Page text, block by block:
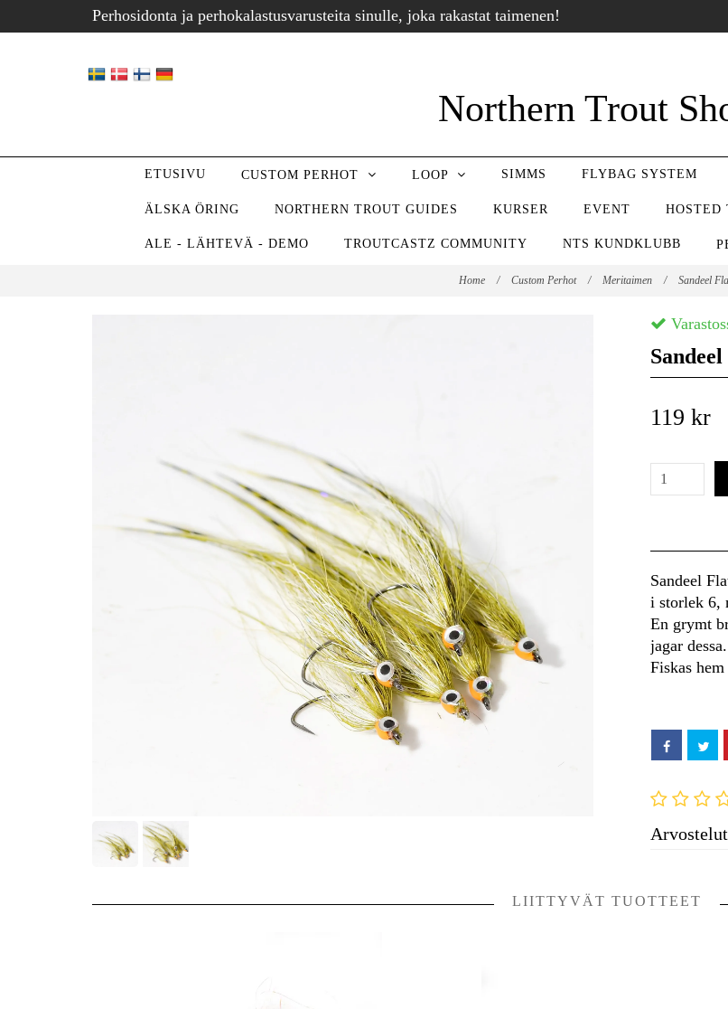
Perhosidonta ja perhokalastusvarusteita sinulle, joka rakastat taimenen!
Northern Trout
ETUSIVU CUSTOM PERHOT LOOP SIMMS FLYBAG SYSTEM
ÄLSKA ÖRING NORTHERN TROUT GUIDES KURSER EVENT HOSTED
ALE - LÄHTEVÄ - DEMO TROUTCASTZ COMMUNITY NTS KUNDKLUBB
Home / Custom Perhot / Meritaimen / Sandeel
119 kr
Sandeel
i storlek 6,
En grymt
jagar dessa.
Fiskas
Arvostelut
LIITTYVÄT TUOTTEET